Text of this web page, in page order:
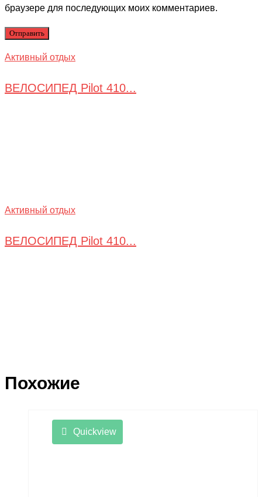
браузере для последующих моих комментариев.
Активный отдых
ВЕЛОСИПЕД Pilot 410...
Активный отдых
ВЕЛОСИПЕД Pilot 410...
Похожие
Quickview